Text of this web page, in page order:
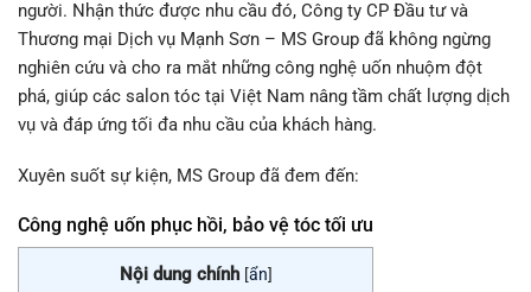
người. Nhận thức được nhu cầu đó, Công ty CP Đầu tư và
Thương mại Dịch vụ Mạnh Sơn – MS Group đã không ngừng
nghiên cứu và cho ra mắt những công nghệ uốn nhuộm đột
phá, giúp các salon tóc tại Việt Nam nâng tầm chất lượng dịch
vụ và đáp ứng tối đa nhu cầu của khách hàng.
Xuyên suốt sự kiện, MS Group đã đem đến:
Công nghệ uốn phục hồi, bảo vệ tóc tối ưu
Nội dung chính [ẩn]